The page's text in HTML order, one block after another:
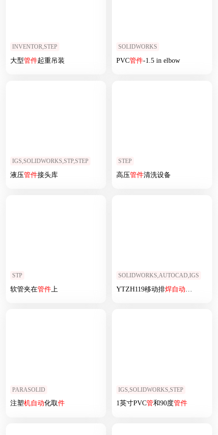
INVENTOR,STEP
大型管件起重吊装
SOLIDWORKS
PVC管件-1.5 in elbow
IGS,SOLIDWORKS,STP,STEP
液压管件接头库
STEP
高压管件清洗设备
STP
软管夹在管件上
SOLIDWORKS,AUTOCAD,IGS
YTZH119移动排焊自动
PARASOLID
注塑机自动化取件
IGS,SOLIDWORKS,STEP
1英寸PVC管和90度管件